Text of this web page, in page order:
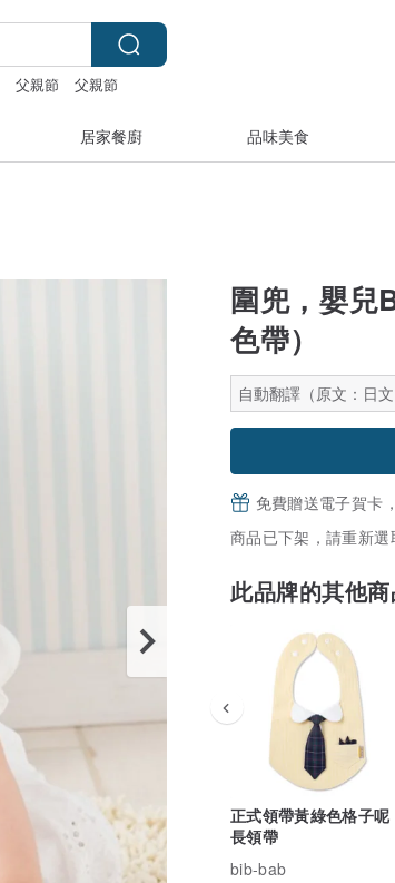
父親節
父親節
居家餐廚 品味美食
圍兜，嬰兒
色帶）
自動翻譯（原文：日文
免費贈送電子賀卡
商品已下架，請重新選
此品牌的其他
正式領帶黃綠色格子呢
長領帶
bib-bab